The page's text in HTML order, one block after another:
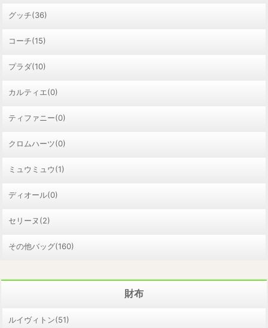
グッチ(36)
コーチ(15)
プラダ(10)
カルティエ(0)
ティファニー(0)
クロムハーツ(0)
ミュウミュウ(1)
ディオール(0)
セリーヌ(2)
その他バッグ(160)
財布
ルイヴィトン(51)